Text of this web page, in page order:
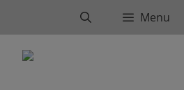
BuscarMenu